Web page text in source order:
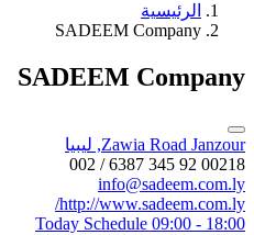
الرئيسية
SADEEM Company
SADEEM Company
Zawia Road Janzour, ليبيا
00218 92 345 6387 / 002
info@sadeem.com.ly
http://www.sadeem.com.ly/
Today Schedule 09:00 - 18:00